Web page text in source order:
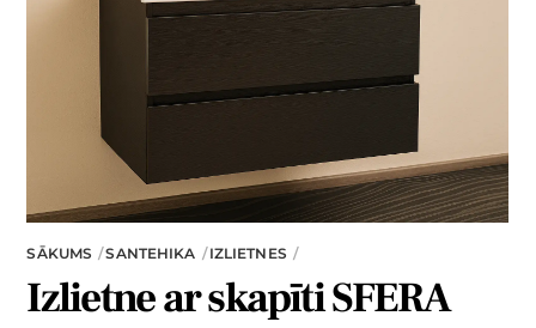
SĀKUMS SANTEHIKA IZLIETNES
Izlietne ar skapīti SFERA